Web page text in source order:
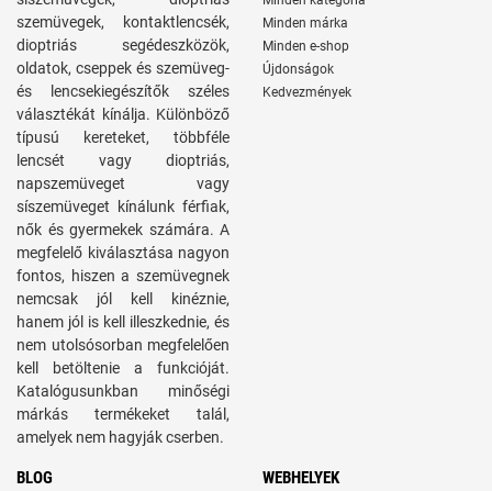
szemüvegek, kontaktlencsék,
dioptriás segédeszközök,
oldatok, cseppek és szemüveg-
és lencsekiegészítők széles
választékát kínálja. Különböző
típusú kereteket, többféle
lencsét vagy dioptriás,
napszemüveget vagy
síszemüveget kínálunk férfiak,
nők és gyermekek számára. A
megfelelő kiválasztása nagyon
fontos, hiszen a szemüvegnek
nemcsak jól kell kinéznie,
hanem jól is kell illeszkednie, és
nem utolsósorban megfelelően
kell betöltenie a funkcióját.
Katalógusunkban minőségi
márkás termékeket talál,
amelyek nem hagyják cserben.
Minden márka
Minden e-shop
Újdonságok
Kedvezmények
BLOG WEBHELYEK